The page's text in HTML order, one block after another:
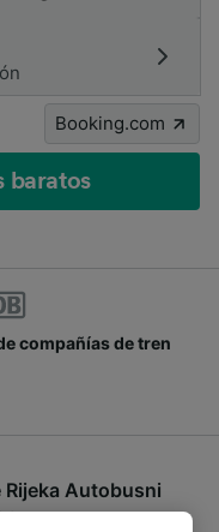
Booking.com
baratos
compañías de tren
Autobusni
adecuado.